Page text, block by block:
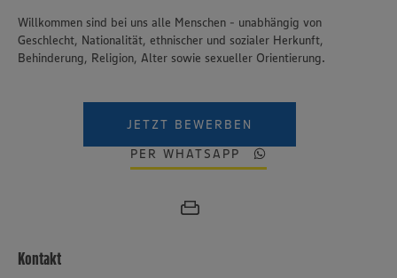
Willkommen sind bei uns alle Menschen - unabhängig von
Geschlecht, Nationalität, ethnischer und sozialer Herkunft,
Behinderung, Religion, Alter sowie sexueller Orientierung.
JETZT BEWERBEN
PER WHATSAPP
Kontakt